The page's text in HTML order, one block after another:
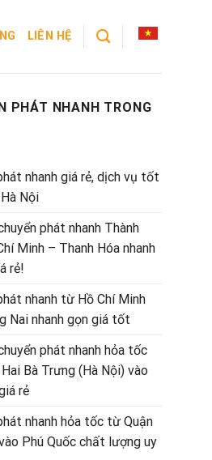
LIÊN HỆ
PHÁT NHANH TRONG
nhanh giá rẻ, dịch vụ tốt
Nội
phát nhanh Thành
Minh – Thanh Hóa nhanh
rẻ!
nhanh từ Hồ Chí Minh
Nai nhanh gọn giá tốt
phát nhanh hỏa tốc
Bà Trưng (Hà Nội) vào
rẻ
nhanh hỏa tốc từ Quận
Phú Quốc chất lượng uy